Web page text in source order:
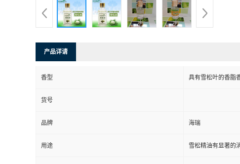
产品详请
香型 具有雪松叶的香脂
货号
品牌 海瑞
用途 雪松精油有显著的